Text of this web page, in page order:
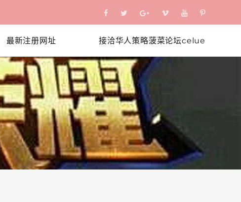
最新注册网址 接洽华人策略菠菜论坛celue